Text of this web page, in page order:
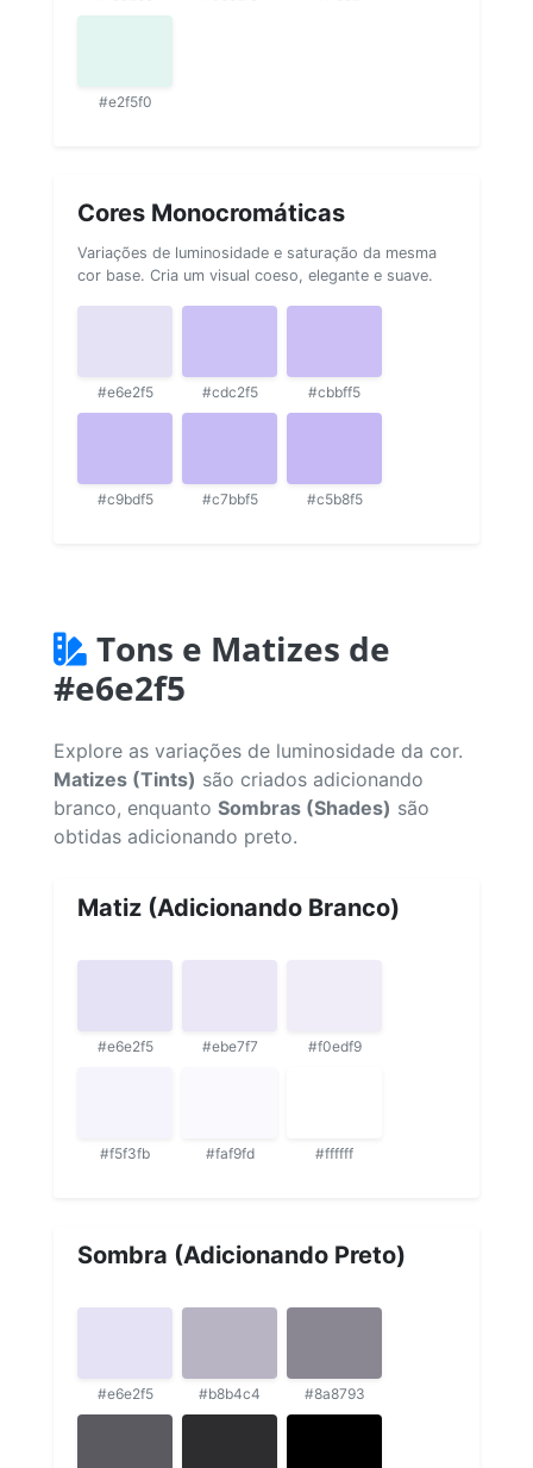
#e2f5f0
Cores Monocromáticas
Variações de luminosidade e saturação da mesma
cor base. Cria um visual coeso, elegante e suave.
#e6e2f5 #cdc2f5 #cbbff5
#c9bdf5 #c7bbf5 #c5b8f5
Tons e Matizes de
#e6e2f5
Explore as variações de luminosidade da cor.
Matizes (Tints) são criados adicionando
branco, enquanto Sombras (Shades) são
obtidas adicionando preto.
Matiz (Adicionando Branco)
#e6e2f5 #ebe7f7 #f0edf9
#f5f3fb #faf9fd #ffffff
Sombra (Adicionando Preto)
#e6e2f5 #b8b4c4 #8a8793